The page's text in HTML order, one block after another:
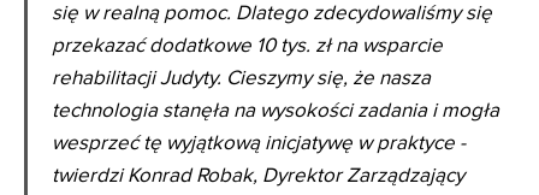
się w realną pomoc. Dlatego zdecydowaliśmy się
przekazać dodatkowe 10 tys. zł na wsparcie
rehabilitacji Judyty. Cieszymy się, że nasza
technologia stanęła na wysokości zadania i mogła
wesprzeć tę wyjątkową inicjatywę w praktyce -
twierdzi Konrad Robak, Dyrektor Zarządzający